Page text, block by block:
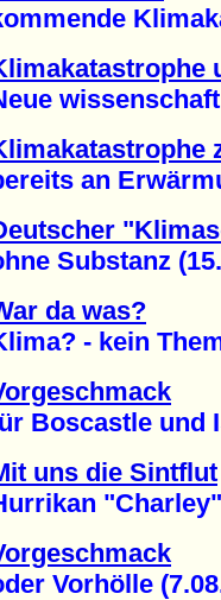
an
Substanz
da was?
- kein
und
uns die Sintflut
"Charley"
Vorhölle